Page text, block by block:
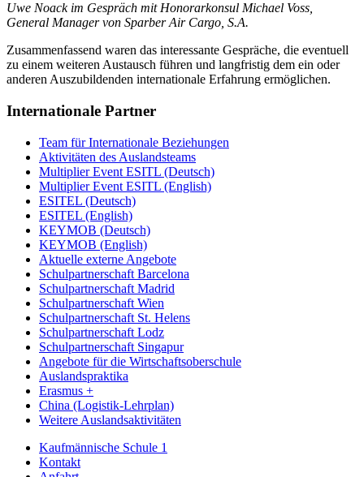
Uwe Noack im Gespräch mit Honorarkonsul Michael Voss,
General Manager von Sparber Air Cargo, S.A.
Zusammenfassend waren das interessante Gespräche, die eventuell
zu einem weiteren Austausch führen und langfristig dem ein oder
anderen Auszubildenden internationale Erfahrung ermöglichen.
Internationale Partner
Team für Internationale Beziehungen
Aktivitäten des Auslandsteams
Multiplier Event ESITL (Deutsch)
Multiplier Event ESITL (English)
ESITEL (Deutsch)
ESITEL (English)
KEYMOB (Deutsch)
KEYMOB (English)
Aktuelle externe Angebote
Schulpartnerschaft Barcelona
Schulpartnerschaft Madrid
Schulpartnerschaft Wien
Schulpartnerschaft St. Helens
Schulpartnerschaft Lodz
Schulpartnerschaft Singapur
Angebote für die Wirtschaftsoberschule
Auslandspraktika
Erasmus +
China (Logistik-Lehrplan)
Weitere Auslandsaktivitäten
Kaufmännische Schule 1
Kontakt